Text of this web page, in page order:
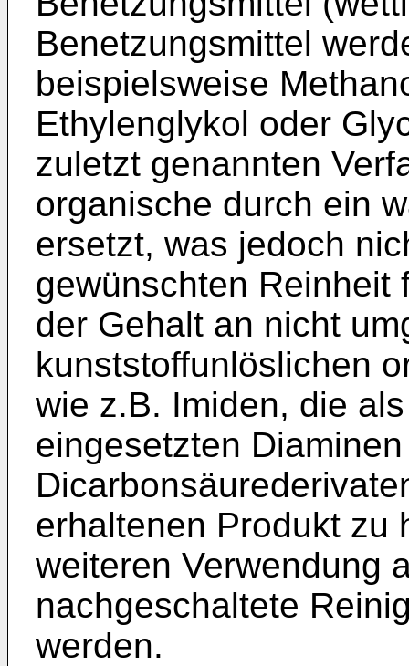
Benetzungsmittel
beispielsweise
Ethylenglykol oder
zuletzt genannten
organische durch ein
ersetzt, was jedoch
gewünschten Reinheit
der Gehalt an nicht
kunststoffunlöslichen
wie z.B. Imiden, die
eingesetzten
erhaltenen Produkt zu
weiteren Verwendung
nachgeschaltete
werden.